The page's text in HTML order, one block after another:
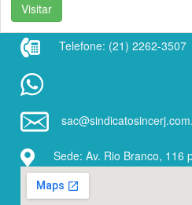
Visitar
Telefone: (21) 2262-3507
Sede: Av. Rio Branco, 116